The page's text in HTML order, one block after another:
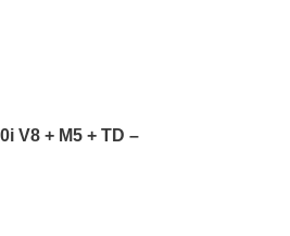
V8 + M5 + TD –